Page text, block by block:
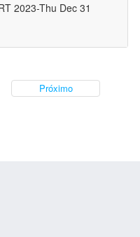
2023-Thu Dec 31
Próximo